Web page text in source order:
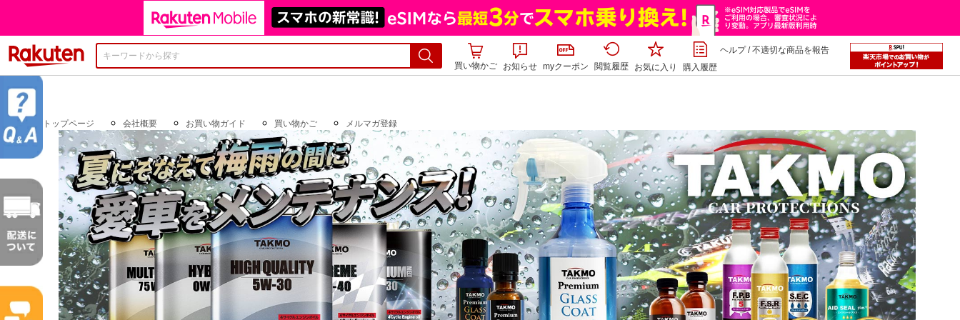
買い物かご
お知らせ myクーポン 閲覧履歴 お気に入り 購入履歴
ヘルプ/不適切な商品を報告
トップページ 会社概要 お買い物ガイド 買い物かご メルマガ登録